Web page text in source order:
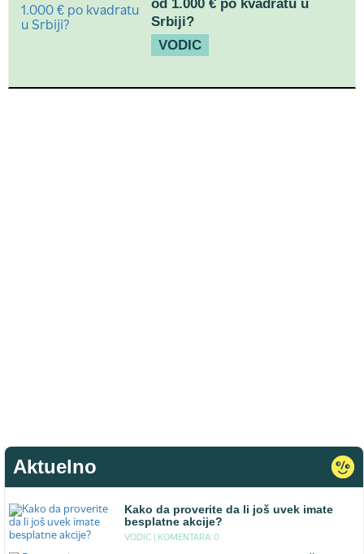
od 1.000 € po kvadratu u
Srbiji?
VODIC
Aktuelno
Kako da proverite da li još uvek imate
besplatne akcije?
VODIC | KOMENTARA: 0